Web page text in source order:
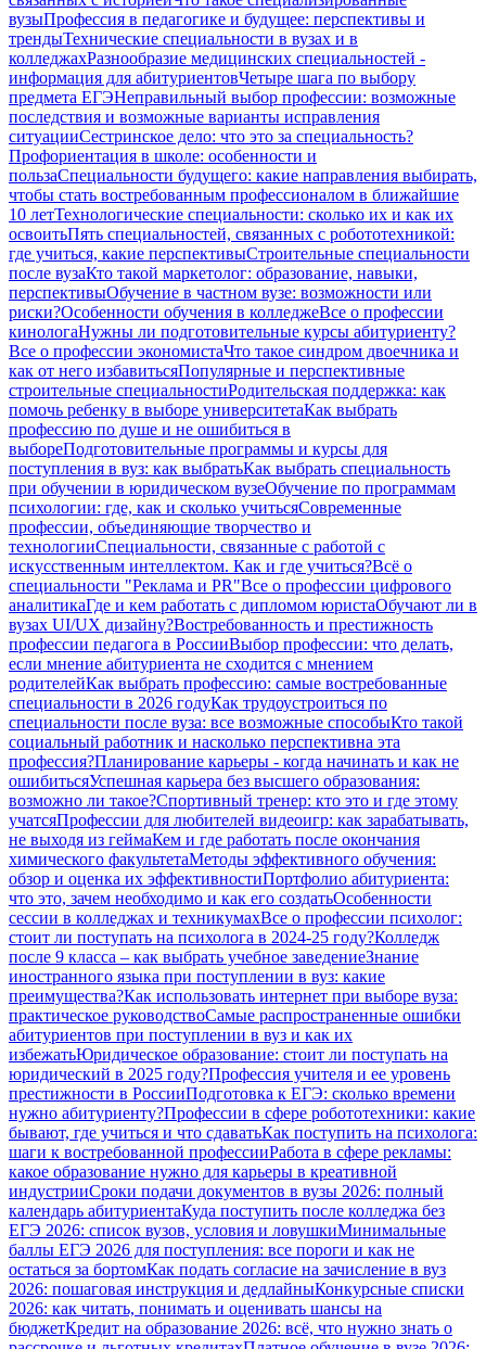
вузыПрофессия в педагогике и будущее: перспективы и
трендыТехнические специальности в вузах и в
колледжахРазнообразие медицинских специальностей -
информация для абитуриентовЧетыре шага по выбору
предмета ЕГЭНеправильный выбор профессии: возможные
последствия и возможные варианты исправления
ситуацииСестринское дело: что это за специальность?
Профориентация в школе: особенности и
пользаСпециальности будущего: какие направления выбирать,
чтобы стать востребованным профессионалом в ближайшие
10 летТехнологические специальности: сколько их и как их
освоитьПять специальностей, связанных с робототехникой:
где учиться, какие перспективыСтроительные специальности
после вузаКто такой маркетолог: образование, навыки,
перспективыОбучение в частном вузе: возможности или
риски?Особенности обучения в колледжеВсе о профессии
кинологаНужны ли подготовительные курсы абитуриенту?
Все о профессии экономистаЧто такое синдром двоечника и
как от него избавитьсяПопулярные и перспективные
строительные специальностиРодительская поддержка: как
помочь ребенку в выборе университетаКак выбрать
профессию по душе и не ошибиться в
выбореПодготовительные программы и курсы для
поступления в вуз: как выбратьКак выбрать специальность
при обучении в юридическом вузеОбучение по программам
психологии: где, как и сколько учитьсяСовременные
профессии, объединяющие творчество и
технологииСпециальности, связанные с работой с
искусственным интеллектом. Как и где учиться?Всё о
специальности "Реклама и PR"Все о профессии цифрового
аналитикаГде и кем работать с дипломом юристаОбучают ли в
вузах UI/UX дизайну?Востребованность и престижность
профессии педагога в РоссииВыбор профессии: что делать,
если мнение абитуриента не сходится с мнением
родителейКак выбрать профессию: самые востребованные
специальности в 2026 годуКак трудоустроиться по
специальности после вуза: все возможные способыКто такой
социальный работник и насколько перспективна эта
профессия?Планирование карьеры - когда начинать и как не
ошибитьсяУспешная карьера без высшего образования:
возможно ли такое?Спортивный тренер: кто это и где этому
учатсяПрофессии для любителей видеоигр: как зарабатывать,
не выходя из геймаКем и где работать после окончания
химического факультетаМетоды эффективного обучения:
обзор и оценка их эффективностиПортфолио абитуриента:
что это, зачем необходимо и как его создатьОсобенности
сессии в колледжах и техникумахВсе о профессии психолог:
стоит ли поступать на психолога в 2024-25 году?Колледж
после 9 класса – как выбрать учебное заведениеЗнание
иностранного языка при поступлении в вуз: какие
преимущества?Как использовать интернет при выборе вуза:
практическое руководствоСамые распространенные ошибки
абитуриентов при поступлении в вуз и как их
избежатьЮридическое образование: стоит ли поступать на
юридический в 2025 году?Профессия учителя и ее уровень
престижности в РоссииПодготовка к ЕГЭ: сколько времени
нужно абитуриенту?Профессии в сфере робототехники: какие
бывают, где учиться и что сдаватьКак поступить на психолога:
шаги к востребованной профессииРабота в сфере рекламы:
какое образование нужно для карьеры в креативной
индустрииСроки подачи документов в вузы 2026: полный
календарь абитуриентаКуда поступить после колледжа без
ЕГЭ 2026: список вузов, условия и ловушкиМинимальные
баллы ЕГЭ 2026 для поступления: все пороги и как не
остаться за бортомКак подать согласие на зачисление в вуз
2026: пошаговая инструкция и дедлайныКонкурсные списки
2026: как читать, понимать и оценивать шансы на
бюджетКредит на образование 2026: всё, что нужно знать о